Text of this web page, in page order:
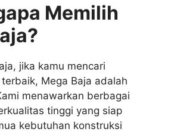
Memilih
jika kamu mencari
Mega Baja adalah
menawarkan berbagai
tinggi yang siap
kebutuhan konstruksi